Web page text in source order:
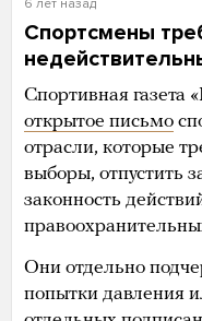
Спортсмены
Спортивная газета
открытое письмо
отрасли, которые
выборы, отпустить
законность
Они отдельно
попытки давления